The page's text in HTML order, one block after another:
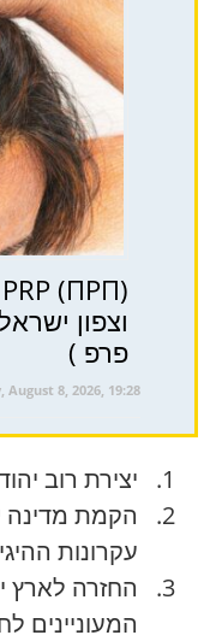
וצפון
פרפ )
August 8, 2026, 19:28
יצירת רוב
הקמת מדינה
עקרונות
החזרה לארץ
המעוניינים